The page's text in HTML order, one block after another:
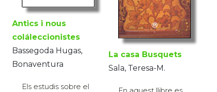
Antics i nous
coláleccionistes
Bassegoda Hugas,
Bonaventura
Els estudis sobre el
La casa Busquets
Sala, Teresa-M.